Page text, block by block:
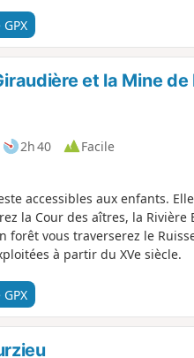
et la Mine de
2h 40
Facile
accessibles aux enfants.
la Cour des aîtres, la
forêt vous traverserez le
à partir du XVe siècle.